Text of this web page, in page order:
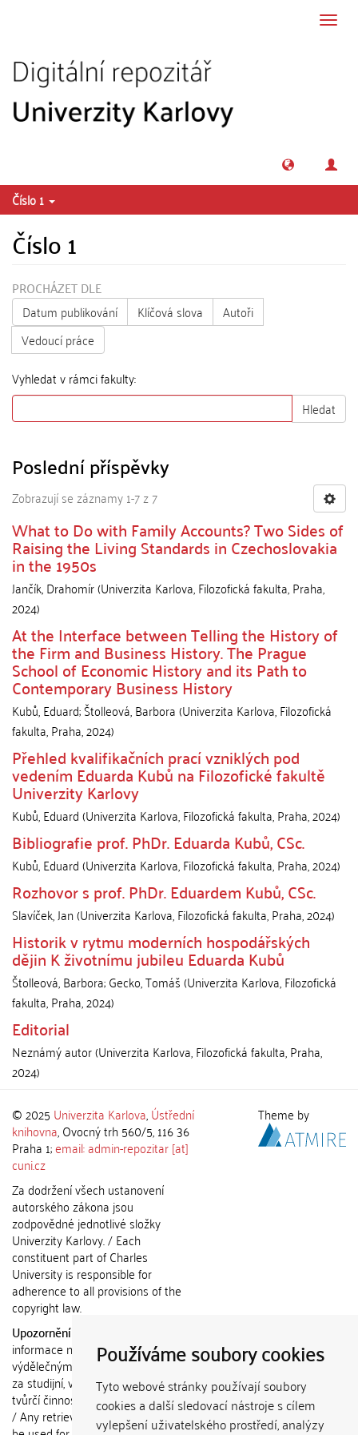
Používáme soubory cookies
Tyto webové stránky používají soubory
cookies a další sledovací nástroje s cílem
vylepšení uživatelského prostředí, analýzy
Číslo 1
Číslo 1
PROCHÁZET DLE
Datum publikování
Klíčová slova
Autoři
Vedoucí práce
Vyhledat v rámci fakulty:
Hledat
Poslední příspěvky
Zobrazují se záznamy 1-7 z 7
What to Do with Family Accounts? Two Sides of
Raising the Living Standards in Czechoslovakia
in the 1950s
Jančík, Drahomír(Univerzita Karlova, Filozofická fakulta,Praha,
2024)
At the Interface between Telling the History of
the Firm and Business History. The Prague
School of Economic History and its Path to
Contemporary Business History
Kubů, Eduard;Štolleová, Barbora(Univerzita Karlova, Filozofická
fakulta,Praha,2024)
Přehled kvalifikačních prací vzniklých pod
vedením Eduarda Kubů na Filozofické fakultě
Univerzity Karlovy
Kubů, Eduard(Univerzita Karlova, Filozofická fakulta,Praha,2024)
Bibliografie prof. PhDr. Eduarda Kubů, CSc.
Kubů, Eduard(Univerzita Karlova, Filozofická fakulta,Praha,2024)
Rozhovor s prof. PhDr. Eduardem Kubů, CSc.
Slavíček, Jan(Univerzita Karlova, Filozofická fakulta,Praha,2024)
Historik v rytmu moderních hospodářských
dějin K životnímu jubileu Eduarda Kubů
Štolleová, Barbora;Gecko, Tomáš(Univerzita Karlova, Filozofická
fakulta,Praha,2024)
Editorial
Neznámý autor(Univerzita Karlova, Filozofická fakulta,Praha,
2024)
© 2025 Univerzita Karlova,Ústřední
knihovna, Ovocný trh 560/5, 116 36
Praha 1;email: admin-repozitar [at]
cuni.cz
Za dodržení všech ustanovení
autorského zákona jsou
zodpovědné jednotlivé složky
Univerzity Karlovy. / Each
constituent part of Charles
University is responsible for
adherence to all provisions of the
copyright law.
Upozornění / Notice:
informace nemohou být použity k
výdělečným účelům nebo vydávány
za studijní, vědeckou nebo jinou
tvůrčí činnost jiné osoby než autora.
/ Any retrieved information shall not
Theme by